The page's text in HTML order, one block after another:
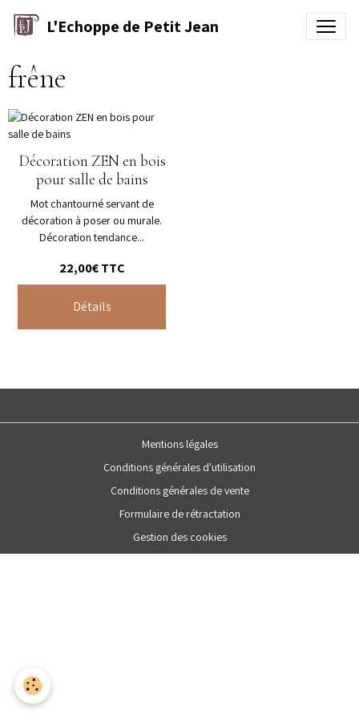
L'Echoppe de Petit Jean
frêne
Décoration ZEN en bois
pour salle de bains
Mot chantourné servant de
décoration à poser ou murale.
Décoration tendance...
22,00€TTC
Détails
Mentions légales
Conditions générales d'utilisation
Conditions générales de vente
Formulaire de rétractation
Gestion des cookies